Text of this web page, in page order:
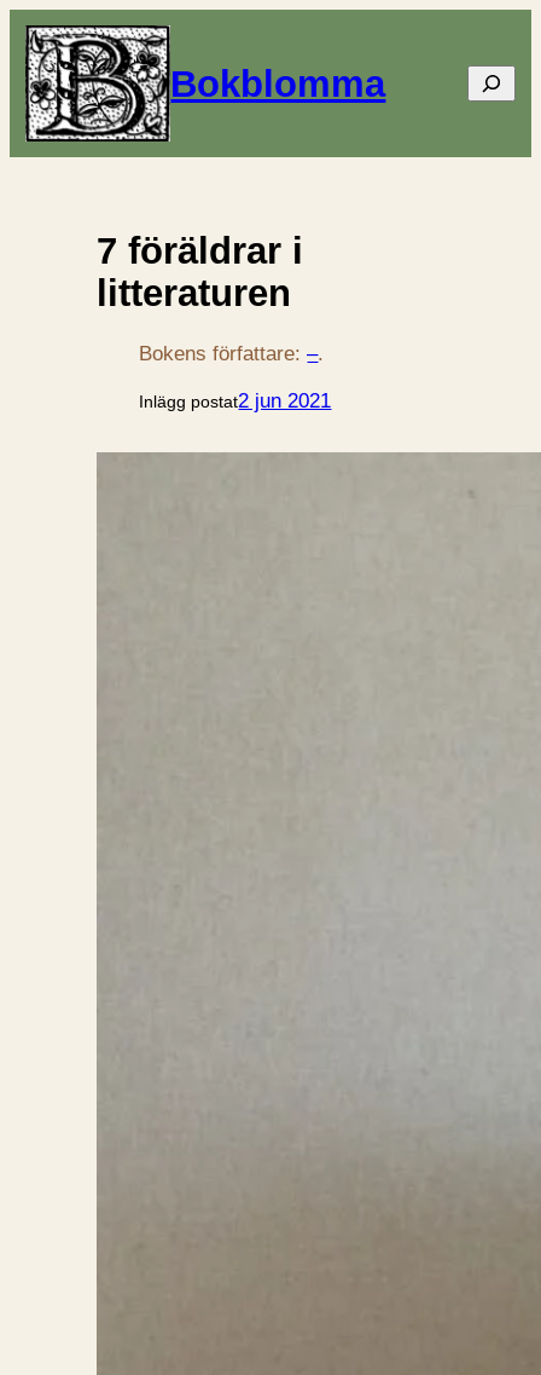
Bokblomma Sök
7 föräldrar i
litteraturen
Bokens författare:–.
Inlägg postat2 jun 2021